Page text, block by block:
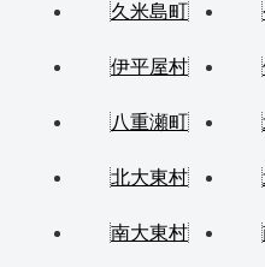
久米島町
伊平屋村
八重瀬町
北大東村
南大東村